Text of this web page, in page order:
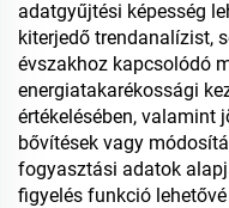
adatgyűjtési képesség
kiterjedő trendanalízist,
évszakhoz kapcsolódó
energiatakarékossági
értékelésében, valamint
bővítések vagy
fogyasztási adatok
figyelés funkció